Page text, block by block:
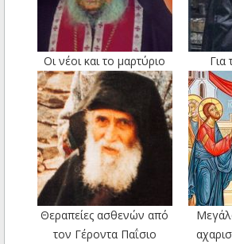
Οι νέοι και το μαρτύριο Για
Θεραπείες ασθενών από
τον Γέροντα Παΐσιο